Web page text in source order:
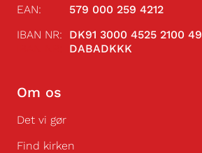
EAN: 579 000 259 4212
IBAN NR: DK91 3000 4525 2100 49
DABADKKK
Om os
Det vi gør
Find kirken